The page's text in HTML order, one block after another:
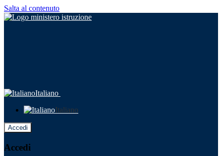
Salta al contenuto
Italiano
Italiano
Accedi
Accedi